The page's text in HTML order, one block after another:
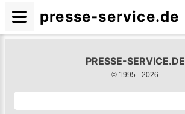
PRESSE-SERVICE.DE
© 1995 - 2026
presse-service.de